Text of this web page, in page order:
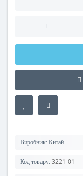
Виробник: Китай
Код товару: 3221-01